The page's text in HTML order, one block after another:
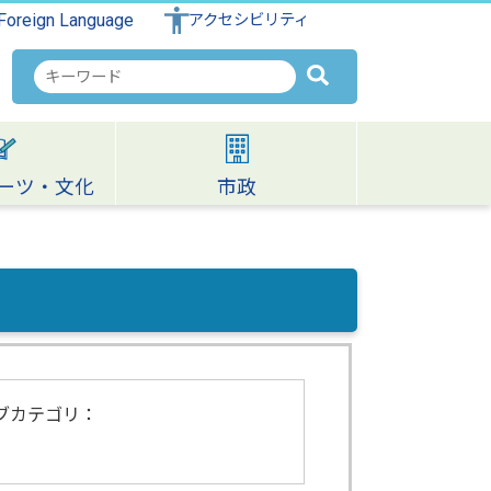
Language アクセシビリティ
検
索
キ
ワ
ー
ツ・文化 市政
カテゴリ：